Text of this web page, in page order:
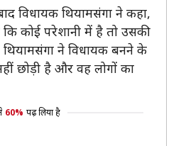
विधायक थियामसंगा ने कहा,
कि कोई परेशानी में है तो उसकी
ने विधायक बनने के
छोड़ी है और वह लोगों का
60% पढ़ लिया है